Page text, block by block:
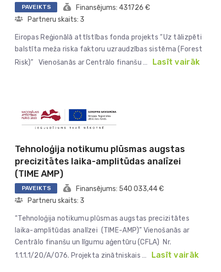
PAVEIKTS
Finansējums: 431726 €
Partneru skaits: 3
Eiropas Reģionālā attīstības fonda projekts “Uz tālizpēti
balstīta meža riska faktoru uzraudzības sistēma (Forest
Risk)” Vienošanās ar Centrālo finanšu …
Lasīt vairāk
Tehnoloģija notikumu plūsmas augstas
precizitātes laika-amplitūdas analīzei
(TIME AMP)
PAVEIKTS
Finansējums: 540 033,44 €
Partneru skaits: 3
“Tehnoloģija notikumu plūsmas augstas precizitātes
laika-amplitūdas analīzei (TIME-AMP)” Vienošanās ar
Centrālo finanšu un līgumu aģentūru (CFLA) Nr.
1.1.1.1/20/A/076. Projekta zinātniskais …
Lasīt vairāk